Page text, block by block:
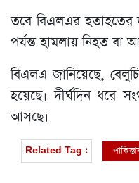
তবে বিএলএর হতাহতের
পর্যন্ত হামলায় নিহত বা
বিএলএ জানিয়েছে,
হয়েছে। দীর্ঘদিন ধরে
আসছে।
Related Tag :